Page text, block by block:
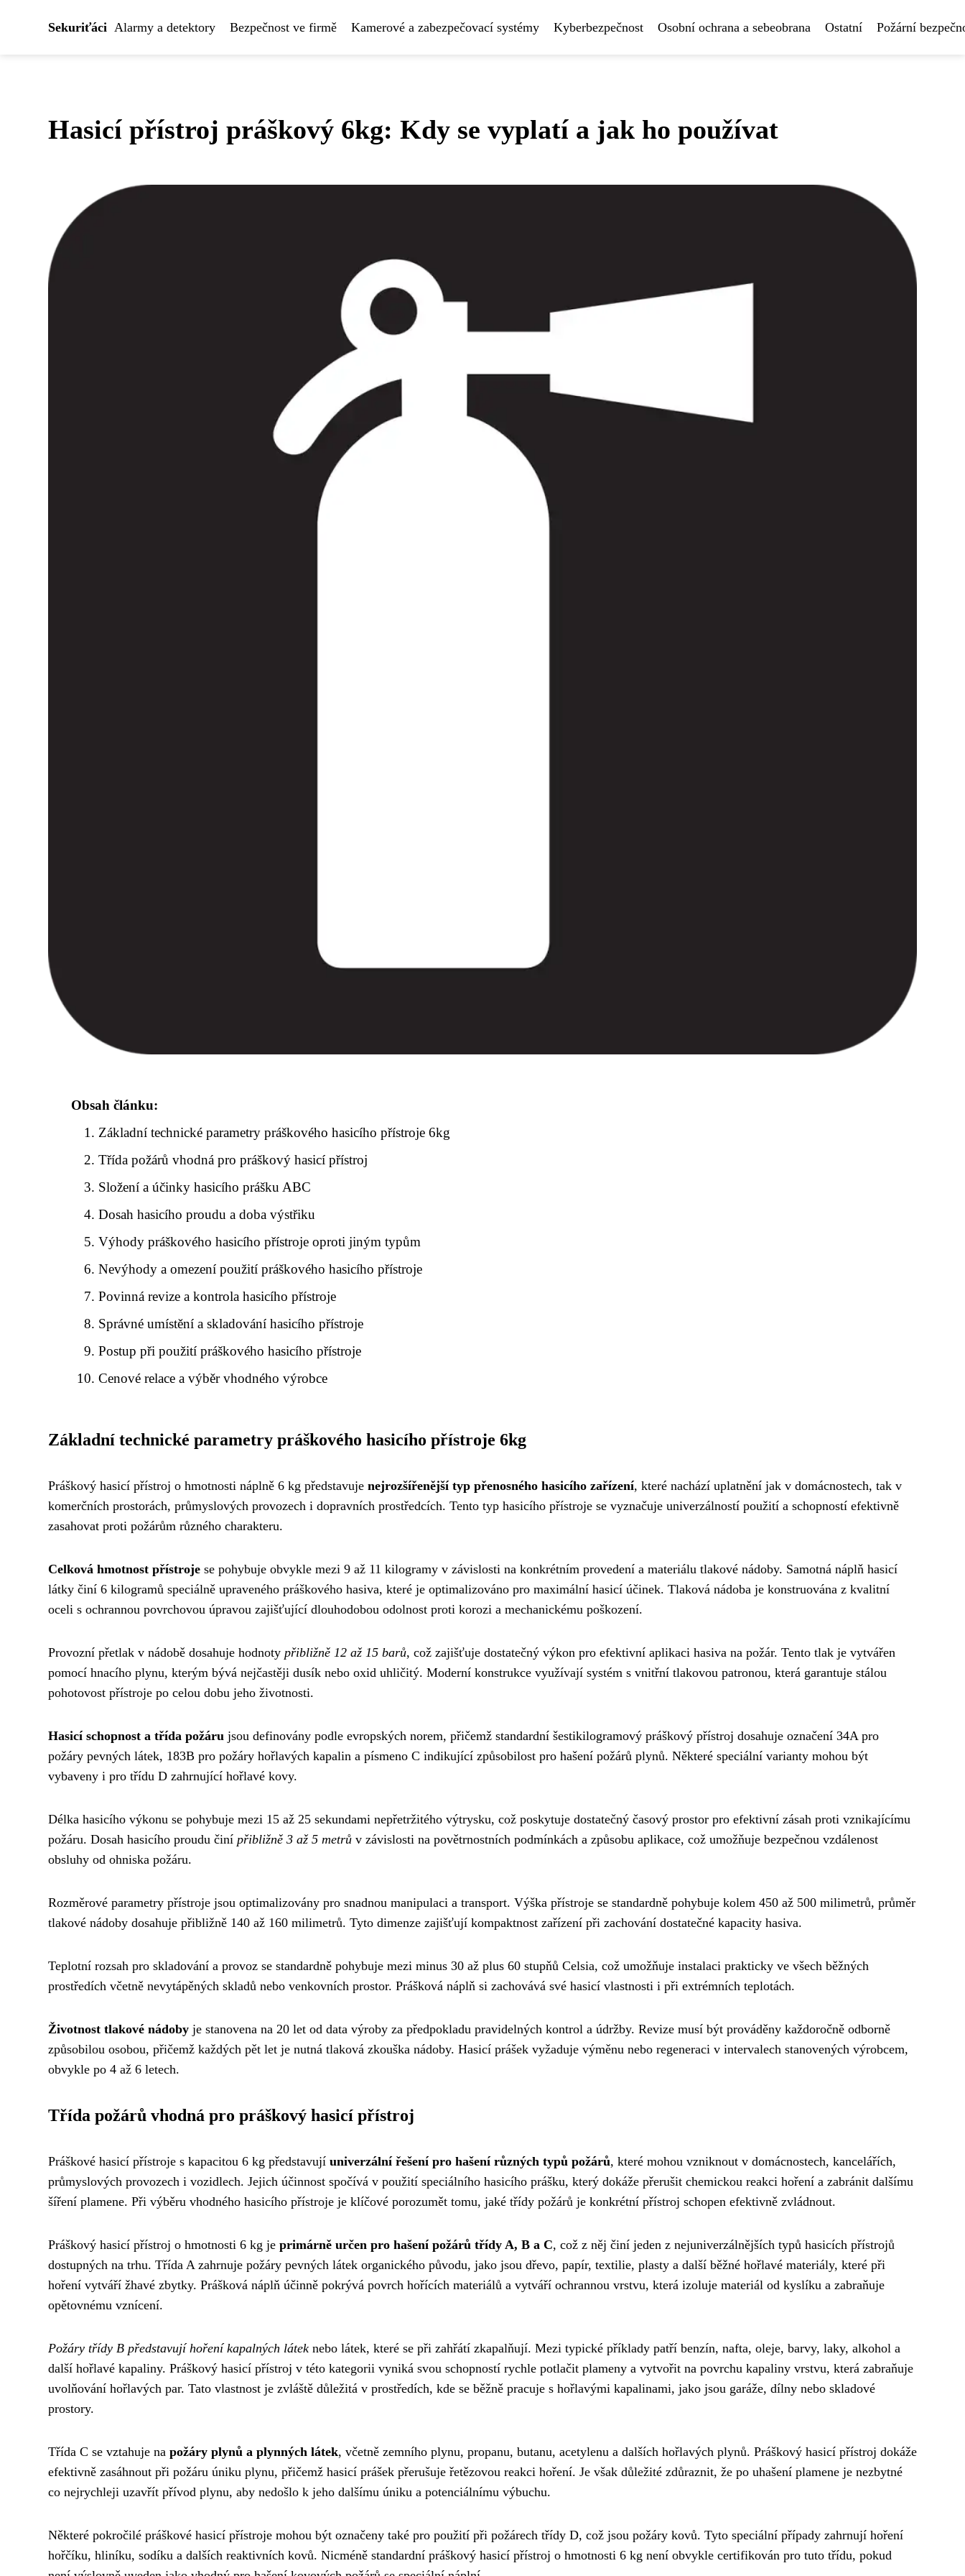
Sekuriťáci Alarmy a detektory Bezpečnost ve firmě Kamerové a zabezpečovací systémy Kyberbezpečnost Osobní ochrana a sebeobrana Ostatní Požární
Hasicí přístroj práškový 6kg: Kdy se vyplatí a jak ho používat
Obsah článku:
Základní technické parametry práškového hasicího přístroje 6kg
Třída požárů vhodná pro práškový hasicí přístroj
Složení a účinky hasicího prášku ABC
Dosah hasicího proudu a doba výstřiku
Výhody práškového hasicího přístroje oproti jiným typům
Nevýhody a omezení použití práškového hasicího přístroje
Povinná revize a kontrola hasicího přístroje
Správné umístění a skladování hasicího přístroje
Postup při použití práškového hasicího přístroje
Cenové relace a výběr vhodného výrobce
Základní technické parametry práškového hasicího přístroje 6kg
Práškový hasicí přístroj o hmotnosti náplně 6 kg představuje nejrozšířenější typ přenosného hasicího zařízení, které nachází uplatnění jak v domácnostech, tak v
komerčních prostorách, průmyslových provozech i dopravních prostředcích. Tento typ hasicího přístroje se vyznačuje univerzálností použití a schopností efektivně
zasahovat proti požárům různého charakteru.
Celková hmotnost přístroje se pohybuje obvykle mezi 9 až 11 kilogramy v závislosti na konkrétním provedení a materiálu tlakové nádoby. Samotná náplň hasicí
látky činí 6 kilogramů speciálně upraveného práškového hasiva, které je optimalizováno pro maximální hasicí účinek. Tlaková nádoba je konstruována z kvalitní
oceli s ochrannou povrchovou úpravou zajišťující dlouhodobou odolnost proti korozi a mechanickému poškození.
Provozní přetlak v nádobě dosahuje hodnoty přibližně 12 až 15 barů, což zajišťuje dostatečný výkon pro efektivní aplikaci hasiva na požár. Tento tlak je vytvářen
pomocí hnacího plynu, kterým bývá nejčastěji dusík nebo oxid uhličitý. Moderní konstrukce využívají systém s vnitřní tlakovou patronou, která garantuje stálou
pohotovost přístroje po celou dobu jeho životnosti.
Hasicí schopnost a třída požáru jsou definovány podle evropských norem, přičemž standardní šestikilogramový práškový přístroj dosahuje označení 34A pro
požáry pevných látek, 183B pro požáry hořlavých kapalin a písmeno C indikující způsobilost pro hašení požárů plynů. Některé speciální varianty mohou být
vybaveny i pro třídu D zahrnující hořlavé kovy.
Délka hasicího výkonu se pohybuje mezi 15 až 25 sekundami nepřetržitého výtrysku, což poskytuje dostatečný časový prostor pro efektivní zásah proti vznikajícímu
požáru. Dosah hasicího proudu činí přibližně 3 až 5 metrů v závislosti na povětrnostních podmínkách a způsobu aplikace, což umožňuje bezpečnou vzdálenost
obsluhy od ohniska požáru.
Rozměrové parametry přístroje jsou optimalizovány pro snadnou manipulaci a transport. Výška přístroje se standardně pohybuje kolem 450 až 500 milimetrů, průměr
tlakové nádoby dosahuje přibližně 140 až 160 milimetrů. Tyto dimenze zajišťují kompaktnost zařízení při zachování dostatečné kapacity hasiva.
Teplotní rozsah pro skladování a provoz se standardně pohybuje mezi minus 30 až plus 60 stupňů Celsia, což umožňuje instalaci prakticky ve všech běžných
prostředích včetně nevytápěných skladů nebo venkovních prostor. Prášková náplň si zachovává své hasicí vlastnosti i při extrémních teplotách.
Životnost tlakové nádoby je stanovena na 20 let od data výroby za předpokladu pravidelných kontrol a údržby. Revize musí být prováděny každoročně odborně
způsobilou osobou, přičemž každých pět let je nutná tlaková zkouška nádoby. Hasicí prášek vyžaduje výměnu nebo regeneraci v intervalech stanovených výrobcem,
obvykle po 4 až 6 letech.
Třída požárů vhodná pro práškový hasicí přístroj
Práškové hasicí přístroje s kapacitou 6 kg představují univerzální řešení pro hašení různých typů požárů, které mohou vzniknout v domácnostech, kancelářích,
průmyslových provozech i vozidlech. Jejich účinnost spočívá v použití speciálního hasicího prášku, který dokáže přerušit chemickou reakci hoření a zabránit dalšímu
šíření plamene. Při výběru vhodného hasicího přístroje je klíčové porozumět tomu, jaké třídy požárů je konkrétní přístroj schopen efektivně zvládnout.
Práškový hasicí přístroj o hmotnosti 6 kg je primárně určen pro hašení požárů třídy A, B a C, což z něj činí jeden z nejuniverzálnějších typů hasicích přístrojů
dostupných na trhu. Třída A zahrnuje požáry pevných látek organického původu, jako jsou dřevo, papír, textilie, plasty a další běžné hořlavé materiály, které při
hoření vytváří žhavé zbytky. Prášková náplň účinně pokrývá povrch hořících materiálů a vytváří ochrannou vrstvu, která izoluje materiál od kyslíku a zabraňuje
opětovnému vznícení.
Požáry třídy B představují hoření kapalných látek nebo látek, které se při zahřátí zkapalňují. Mezi typické příklady patří benzín, nafta, oleje, barvy, laky, alkohol a
další hořlavé kapaliny. Práškový hasicí přístroj v této kategorii vyniká svou schopností rychle potlačit plameny a vytvořit na povrchu kapaliny vrstvu, která zabraňuje
uvolňování hořlavých par. Tato vlastnost je zvláště důležitá v prostředích, kde se běžně pracuje s hořlavými kapalinami, jako jsou garáže, dílny nebo skladové
prostory.
Třída C se vztahuje na požáry plynů a plynných látek, včetně zemního plynu, propanu, butanu, acetylenu a dalších hořlavých plynů. Práškový hasicí přístroj dokáže
efektivně zasáhnout při požáru úniku plynu, přičemž hasicí prášek přerušuje řetězovou reakci hoření. Je však důležité zdůraznit, že po uhašení plamene je nezbytné
co nejrychleji uzavřít přívod plynu, aby nedošlo k jeho dalšímu úniku a potenciálnímu výbuchu.
Některé pokročilé práškové hasicí přístroje mohou být označeny také pro použití při požárech třídy D, což jsou požáry kovů. Tyto speciální případy zahrnují hoření
hořčíku, hliníku, sodíku a dalších reaktivních kovů. Nicméně standardní práškový hasicí přístroj o hmotnosti 6 kg není obvykle certifikován pro tuto třídu, pokud